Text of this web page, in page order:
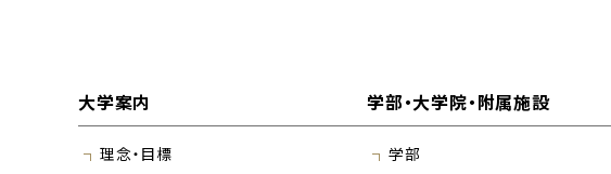
大学案内
理念・目標
学部・大学院・附属施設
学部